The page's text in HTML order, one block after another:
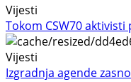
Vijesti
Tokom CSW70
Vijesti
Izgradnja agende